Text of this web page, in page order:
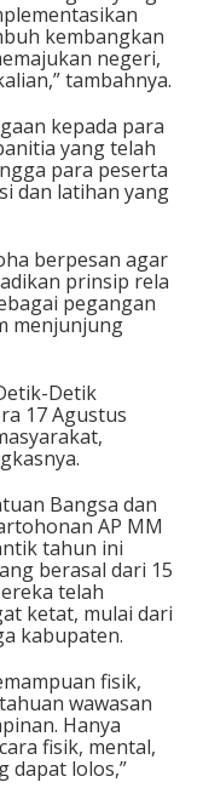
kembangkan
negeri,
tambahnya.
kepada para
yang telah
para peserta
dan latihan yang
berpesan agar
prinsip rela
pegangan
menjunjung
Detik
17 Agustus
Bangsa dan
AP MM
tahun ini
berasal dari 15
telah
ketat, mulai dari
kabupaten.
fisik,
wawasan
Hanya
fisik, mental,
dapat lolos,”